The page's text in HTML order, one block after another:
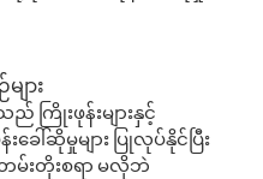
ျား
ကြိုးဖုန်းများနှင့်
ေါ်ဆိုမှုများ ပြုလုပ်နိုင်ပြီး
းတိုးစရာ မလိုဘဲ